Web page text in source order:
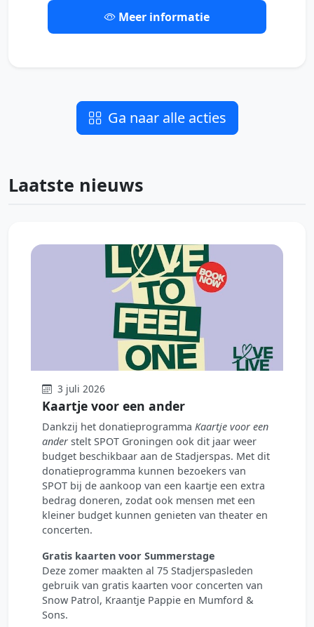
Meer informatie
Ga naar alle acties
Laatste nieuws
3 juli 2026
Kaartje voor een ander
Dankzij het donatieprogramma Kaartje voor een
ander stelt SPOT Groningen ook dit jaar weer
budget beschikbaar aan de Stadjerspas. Met dit
donatieprogramma kunnen bezoekers van
SPOT bij de aankoop van een kaartje een extra
bedrag doneren, zodat ook mensen met een
kleiner budget kunnen genieten van theater en
concerten.
Gratis kaarten voor Summerstage
Deze zomer maakten al 75 Stadjerspasleden
gebruik van gratis kaarten voor concerten van
Snow Patrol, Kraantje Pappie en Mumford &
Sons.